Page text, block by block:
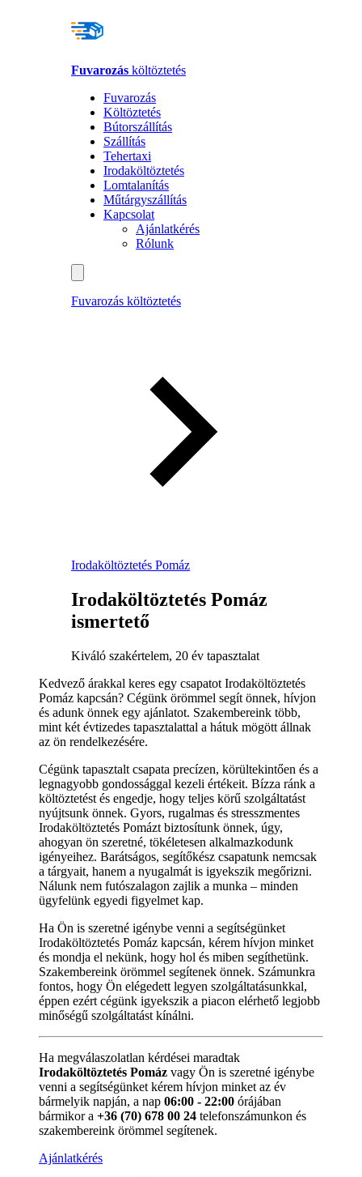
Fuvarozás költöztetés
Fuvarozás
Költöztetés
Bútorszállítás
Szállítás
Tehertaxi
Irodaköltöztetés
Lomtalanítás
Műtárgyszállítás
Kapcsolat
Ajánlatkérés
Rólunk
Fuvarozás költöztetés
Irodaköltöztetés Pomáz
Irodaköltöztetés Pomáz
ismertető
Kiváló szakértelem, 20 év tapasztalat
Kedvező árakkal keres egy csapatot Irodaköltöztetés
Pomáz kapcsán? Cégünk örömmel segít önnek, hívjon
és adunk önnek egy ajánlatot. Szakembereink több,
mint két évtizedes tapasztalattal a hátuk mögött állnak
az ön rendelkezésére.
Cégünk tapasztalt csapata precízen, körültekintően és a
legnagyobb gondossággal kezeli értékeit. Bízza ránk a
költöztetést és engedje, hogy teljes körű szolgáltatást
nyújtsunk önnek. Gyors, rugalmas és stresszmentes
Irodaköltöztetés Pomázt biztosítunk önnek, úgy,
ahogyan ön szeretné, tökéletesen alkalmazkodunk
igényeihez. Barátságos, segítőkész csapatunk nemcsak
a tárgyait, hanem a nyugalmát is igyekszik megőrizni.
Nálunk nem futószalagon zajlik a munka – minden
ügyfelünk egyedi figyelmet kap.
Ha Ön is szeretné igénybe venni a segítségünket
Irodaköltöztetés Pomáz kapcsán, kérem hívjon minket
és mondja el nekünk, hogy hol és miben segíthetünk.
Szakembereink örömmel segítenek önnek. Számunkra
fontos, hogy Ön elégedett legyen szolgáltatásunkkal,
éppen ezért cégünk igyekszik a piacon elérhető legjobb
minőségű szolgáltatást kínálni.
Ha megválaszolatlan kérdései maradtak
Irodaköltöztetés Pomáz vagy Ön is szeretné igénybe
venni a segítségünket kérem hívjon minket az év
bármelyik napján, a nap 06:00 - 22:00 órájában
bármikor a +36 (70) 678 00 24 telefonszámunkon és
szakembereink örömmel segítenek.
Ajánlatkérés